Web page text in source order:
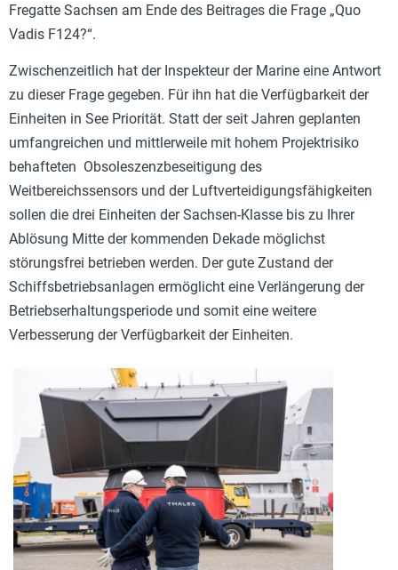
Fregatte Sachsen am Ende des Beitrages die Frage „Quo
Vadis F124?“.
Zwischenzeitlich hat der Inspekteur der Marine eine Antwort
zu dieser Frage gegeben. Für ihn hat die Verfügbarkeit der
Einheiten in See Priorität. Statt der seit Jahren geplanten
umfangreichen und mittlerweile mit hohem Projektrisiko
behafteten Obsoleszenzbeseitigung des
Weitbereichssensors und der Luftverteidigungsfähigkeiten
sollen die drei Einheiten der Sachsen-Klasse bis zu Ihrer
Ablösung Mitte der kommenden Dekade möglichst
störungsfrei betrieben werden. Der gute Zustand der
Schiffsbetriebsanlagen ermöglicht eine Verlängerung der
Betriebserhaltungsperiode und somit eine weitere
Verbesserung der Verfügbarkeit der Einheiten.